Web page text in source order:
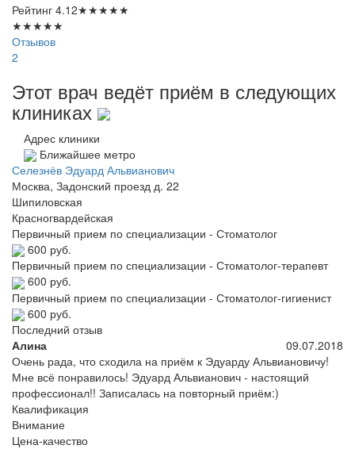
Рейтинг 4.12★★★★★
★★★★★
Отзывов
2
Этот врач ведёт приём в следующих
клиниках
Адрес клиники
Ближайшее метро
Селезнёв Эдуард Альвианович
Москва, Задонский проезд д. 22
Шипиловская
Красногвардейская
Первичный прием по специализации - Стоматолог
600 руб.
Первичный прием по специализации - Стоматолог-терапевт
600 руб.
Первичный прием по специализации - Стоматолог-гигиенист
600 руб.
Последний отзыв
Алина
09.07.2018
Очень рада, что сходила на приём к Эдуарду Альвиановичу!
Мне всё понравилось! Эдуард Альвианович - настоящий
профессионал!! Записалась на повторный приём:)
Квалификация
Внимание
Цена-качество